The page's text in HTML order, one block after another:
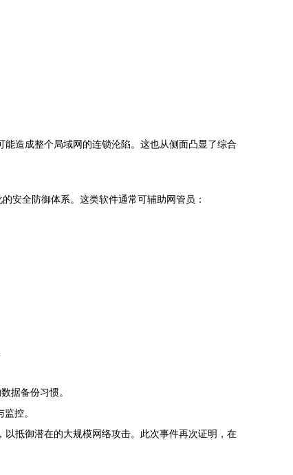
造成整个局域网的连锁沦陷。这也从侧面凸显了综合
安全防御体系。这类软件通常可辅助网管员：
据备份习惯。
控。
抵御潜在的大规模网络攻击。此次事件再次证明，在